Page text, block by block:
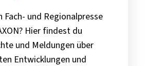
Fach- und Regionalpresse
Hier findest du
und Meldungen über
Entwicklungen und